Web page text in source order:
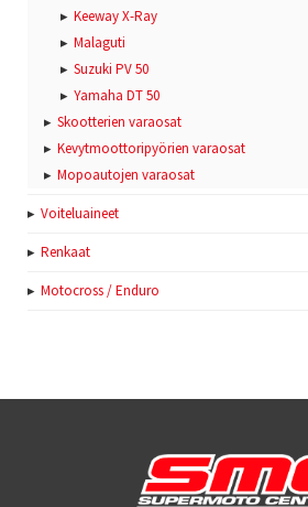
Keeway X-Ray
Malaguti
Suzuki PV 50
Yamaha DT 50
Skootterien varaosat
Kevytmoottoripyörien varaosat
Mopoautojen varaosat
Voiteluaineet
Renkaat
Motocross / Enduro